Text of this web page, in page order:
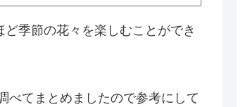
季節の花々を楽しむことができ
べてまとめましたので参考にして